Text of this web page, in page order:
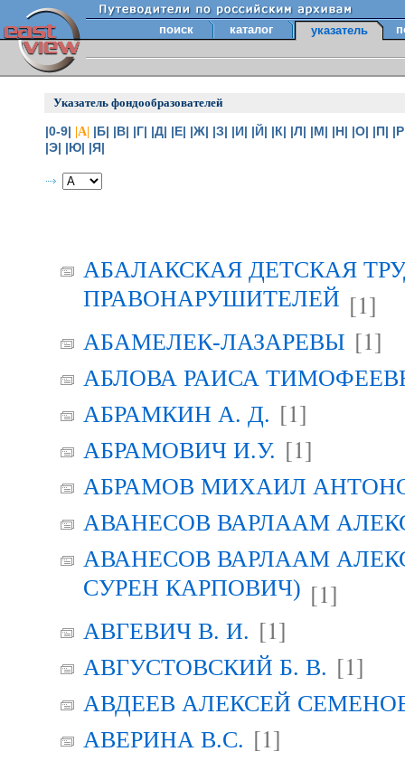
поиск каталог указатель
Указатель фондообразователей
|0-9| |А| |Б| |В| |Г| |Д| |Е| |Ж| |З| |И| |Й| |К| |Л| |М| |Н| |О| |П|
|Э| |Ю| |Я|
АБАЛАКСКАЯ ДЕТСКАЯ
ПРАВОНАРУШИТЕЛЕЙ [1]
АБАМЕЛЕК-ЛАЗАРЕВЫ [1]
АБЛОВА РАИСА
АБРАМКИН А. Д. [1]
АБРАМОВИЧ И.У. [1]
АБРАМОВ МИХАИЛ
АВАНЕСОВ ВАРЛААМ
АВАНЕСОВ ВАРЛААМ
СУРЕН КАРПОВИЧ) [1]
АВГЕВИЧ В. И. [1]
АВГУСТОВСКИЙ Б. В. [1]
АВДЕЕВ АЛЕКСЕЙ
АВЕРИНА B.C. [1]